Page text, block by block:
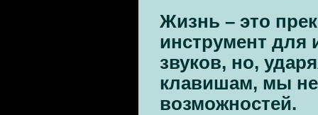
Жизнь – это
инструмент для
звуков, но,
клавишам, мы не
возможностей.